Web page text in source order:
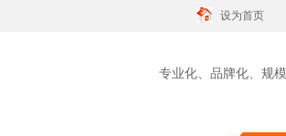
设为首页
专业化、品牌化、规
创建"红